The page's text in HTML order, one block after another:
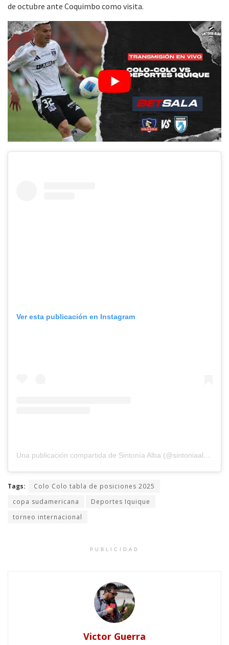
de octubre ante Coquimbo como visita.
Ver esta publicación en Instagram
Una publicación compartida de Sintonía Alba (@sintoniaalbaradio)
Tags:
Colo Colo tabla de posiciones 2025
copa sudamericana
Deportes Iquique
torneo internacional
PUBLICIDAD
Victor Guerra